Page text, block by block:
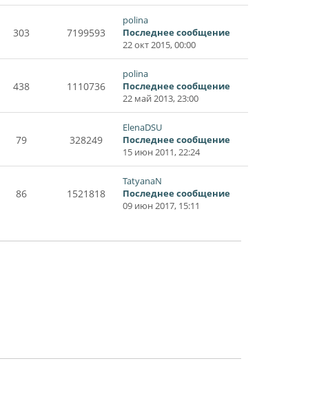
303 7199593
polina
Последнее сообщение
22 окт 2015, 00:00
438 1110736
polina
Последнее сообщение
22 май 2013, 23:00
79 328249
ElenaDSU
Последнее сообщение
15 июн 2011, 22:24
86 1521818
TatyanaN
Последнее сообщение
09 июн 2017, 15:11